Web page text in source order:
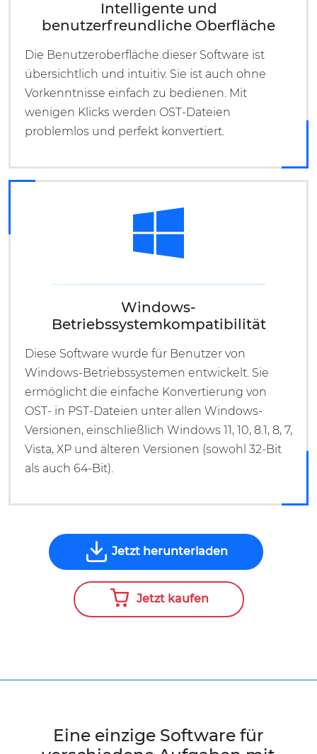
Intelligente und
benutzerfreundliche Oberfläche
Die Benutzeroberfläche dieser Software ist
übersichtlich und intuitiv. Sie ist auch ohne
Vorkenntnisse einfach zu bedienen. Mit
wenigen Klicks werden OST-Dateien
problemlos und perfekt konvertiert.
Windows-
Betriebssystemkompatibilität
Diese Software wurde für Benutzer von
Windows-Betriebssystemen entwickelt. Sie
ermöglicht die einfache Konvertierung von
OST- in PST-Dateien unter allen Windows-
Versionen, einschließlich Windows 11, 10, 8.1, 8, 7,
Vista, XP und älteren Versionen (sowohl 32-Bit
als auch 64-Bit).
Jetzt herunterladen
Jetzt kaufen
Eine einzige Software für